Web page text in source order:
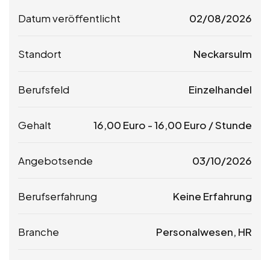
Datum veröffentlicht 02/08/2026
Standort Neckarsulm
Berufsfeld Einzelhandel
Gehalt 16,00 Euro -16,00 Euro / Stunde
Angebotsende 03/10/2026
Berufserfahrung Keine Erfahrung
Branche Personalwesen, HR